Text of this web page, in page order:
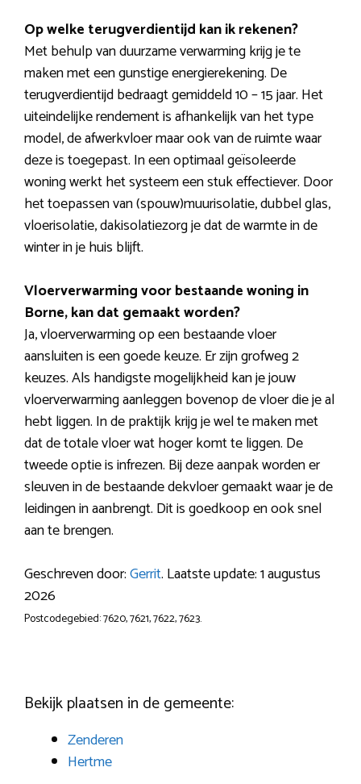
Op welke terugverdientijd kan ik rekenen?
Met behulp van duurzame verwarming krijg je te
maken met een gunstige energierekening. De
terugverdientijd bedraagt gemiddeld 10 – 15 jaar. Het
uiteindelijke rendement is afhankelijk van het type
model, de afwerkvloer maar ook van de ruimte waar
deze is toegepast. In een optimaal geïsoleerde
woning werkt het systeem een stuk effectiever. Door
het toepassen van (spouw)muurisolatie, dubbel glas,
vloerisolatie, dakisolatiezorg je dat de warmte in de
winter in je huis blijft.
Vloerverwarming voor bestaande woning in
Borne, kan dat gemaakt worden?
Ja, vloerverwarming op een bestaande vloer
aansluiten is een goede keuze. Er zijn grofweg 2
keuzes. Als handigste mogelijkheid kan je jouw
vloerverwarming aanleggen bovenop de vloer die je al
hebt liggen. In de praktijk krijg je wel te maken met
dat de totale vloer wat hoger komt te liggen. De
tweede optie is infrezen. Bij deze aanpak worden er
sleuven in de bestaande dekvloer gemaakt waar je de
leidingen in aanbrengt. Dit is goedkoop en ook snel
aan te brengen.
Geschreven door:Gerrit. Laatste update: 1 augustus
2026
Postcodegebied: 7620, 7621, 7622, 7623.
Bekijk plaatsen in de gemeente:
Zenderen
Hertme